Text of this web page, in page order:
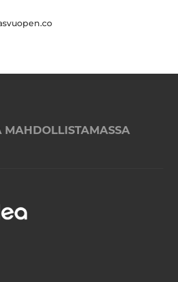
MAHDOLLISTAMASSA